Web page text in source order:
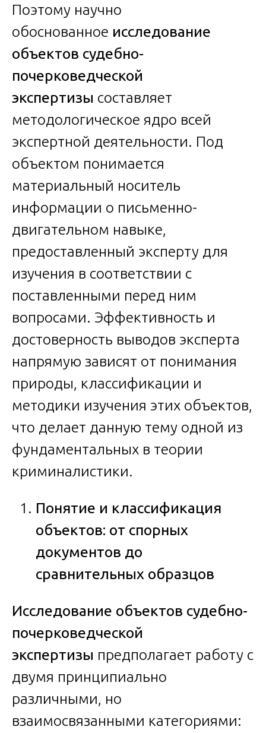
Поэтому научно
обоснованное исследование
объектов судебно-
почерковедческой
экспертизы составляет
методологическое ядро всей
экспертной деятельности. Под
объектом понимается
материальный носитель
информации о письменно-
двигательном навыке,
предоставленный эксперту для
изучения в соответствии с
поставленными перед ним
вопросами. Эффективность и
достоверность выводов эксперта
напрямую зависят от понимания
природы, классификации и
методики изучения этих объектов,
что делает данную тему одной из
фундаментальных в теории
криминалистики.
Понятие и классификация
объектов: от спорных
документов до
сравнительных образцов
Исследование объектов судебно-
почерковедческой
экспертизы предполагает работу с
двумя принципиально
различными, но
взаимосвязанными категориями: